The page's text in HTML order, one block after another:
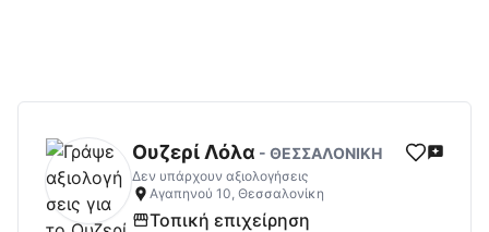
Ουζερί ΛόλαΑξιολογήσεις | Δες
Ουζερί Λόλα - ΘΕΣΣΑΛΟΝΙΚΗ
Δεν υπάρχουν αξιολογήσεις
Αγαπηνού 10, Θεσσαλονίκη
Τοπική επιχείρηση